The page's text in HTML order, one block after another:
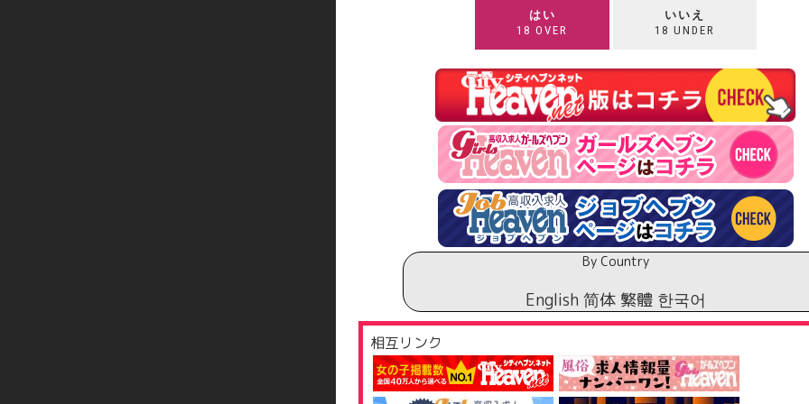
はい
18 OVER
いいえ
18 UNDER
By Country
English 简体 繁體 한국어
相互リンク
210分
240分
270分